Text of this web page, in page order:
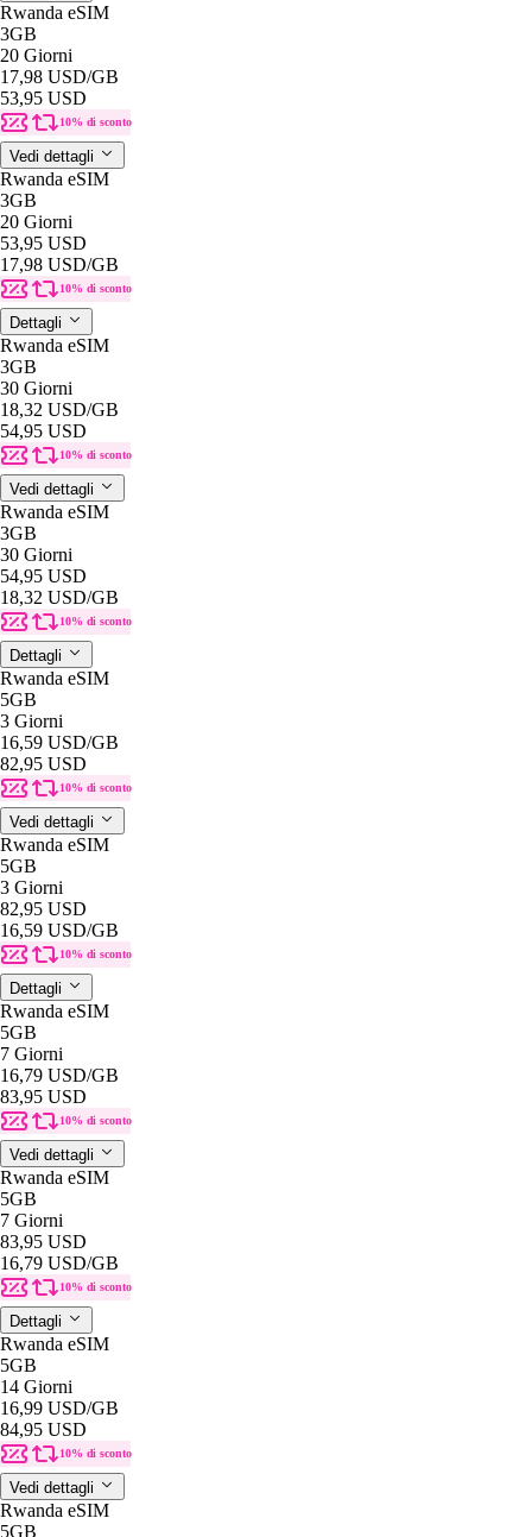
Rwanda eSIM
3GB
20 Giorni
17,98 USD/GB
53,95 USD
10% di sconto
Vedi dettagli
Rwanda eSIM
3GB
20 Giorni
53,95 USD
17,98 USD/GB
10% di sconto
Dettagli
Rwanda eSIM
3GB
30 Giorni
18,32 USD/GB
54,95 USD
10% di sconto
Vedi dettagli
Rwanda eSIM
3GB
30 Giorni
54,95 USD
18,32 USD/GB
10% di sconto
Dettagli
Rwanda eSIM
5GB
3 Giorni
16,59 USD/GB
82,95 USD
10% di sconto
Vedi dettagli
Rwanda eSIM
5GB
3 Giorni
82,95 USD
16,59 USD/GB
10% di sconto
Dettagli
Rwanda eSIM
5GB
7 Giorni
16,79 USD/GB
83,95 USD
10% di sconto
Vedi dettagli
Rwanda eSIM
5GB
7 Giorni
83,95 USD
16,79 USD/GB
10% di sconto
Dettagli
Rwanda eSIM
5GB
14 Giorni
16,99 USD/GB
84,95 USD
10% di sconto
Vedi dettagli
Rwanda eSIM
5GB